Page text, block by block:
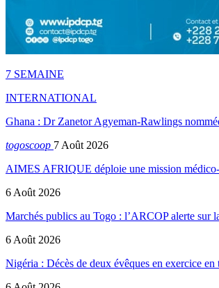
7 SEMAINE
INTERNATIONAL
Ghana : Dr Zanetor Agyeman-Rawlings
togoscoop 7 Août 2026
AIMES AFRIQUE déploie une mission
6 Août 2026
Marchés publics au Togo : l’ARCOP alerte sur
6 Août 2026
Nigéria : Décès de deux évêques en exercice en